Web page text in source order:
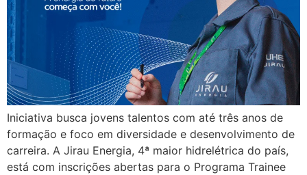
Iniciativa busca jovens talentos com até três anos de
formação e foco em diversidade e desenvolvimento de
carreira. A Jirau Energia, 4ª maior hidrelétrica do país,
está com inscrições abertas para o Programa Trainee